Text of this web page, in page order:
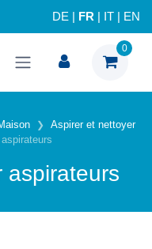
DE FR IT EN
0
Aspirer et nettoyer
aspirateurs